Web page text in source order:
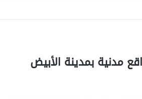
بمدينة الأبيض